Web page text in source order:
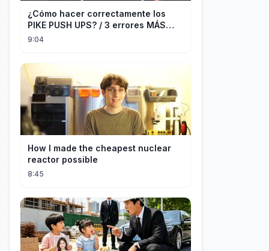
¿Cómo hacer correctamente los
PIKE PUSH UPS? / 3 errores MÁS
9:04
How I made the cheapest nuclear
reactor possible
8:45